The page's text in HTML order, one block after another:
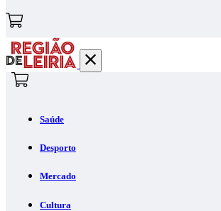
Saúde
Desporto
Mercado
Cultura